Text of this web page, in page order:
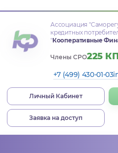
Ассоциация
кредитных
"Кооперативные
Члены СРО225
+7 (499) 430-01-03
Личный Кабинет
Заявка на доступ